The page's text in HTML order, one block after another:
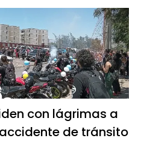
con lágrimas a
de tránsito